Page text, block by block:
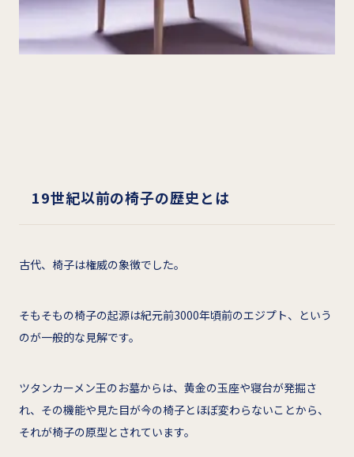
19世紀以前の椅子の歴史とは
古代、椅子は権威の象徴でした。
そもそもの椅子の起源は紀元前3000年頃前のエジプト、という
のが一般的な見解です。
ツタンカーメン王のお墓からは、黄金の玉座や寝台が発掘さ
れ、その機能や見た目が今の椅子とほぼ変わらないことから、
それが椅子の原型とされています。